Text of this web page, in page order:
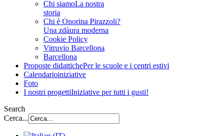
Chi siamoLa nostra
storia
Chi è Onorina Pirazzoli?
Una zdàura moderna
Cookie Policy
Vitruvio Barcellona
Barcellona
Proposte didattichePer le scuole e i centri estivi
Calendarioiniziative
Foto
I nostri progettiIniziative per tutti i gusti!
Search
Cerca...